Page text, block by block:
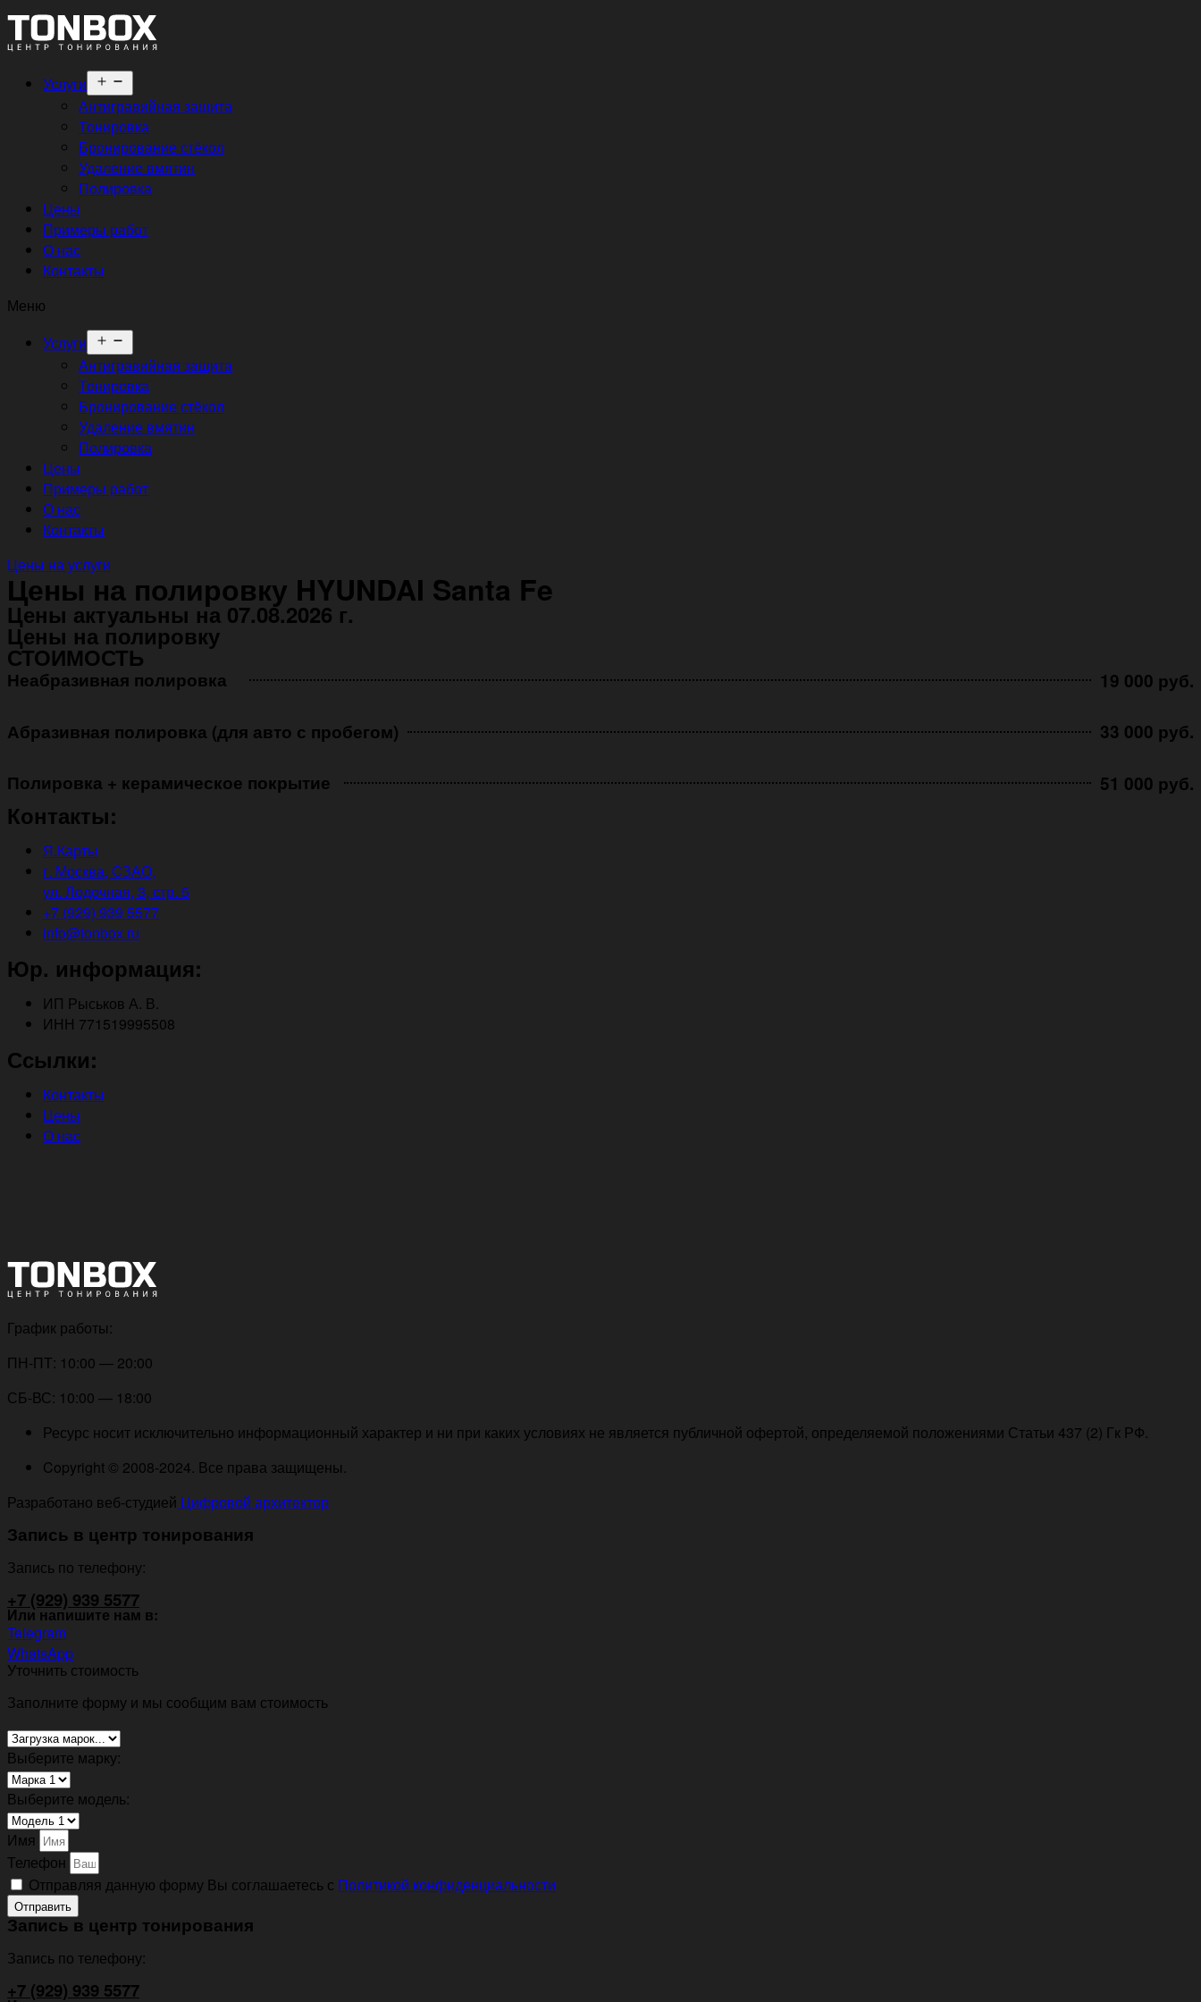
Услуги
меню
Антигравийная защита
Тонировка
Бронирование стёкол
Удаление вмятин
Полировка
Цены
Примеры работ
О нас
Контакты
Меню
Услуги
меню
Антигравийная защита
Тонировка
Бронирование стёкол
Удаление вмятин
Полировка
Цены
Примеры работ
О нас
Контакты
Цены на услуги
Цены на полировку HYUNDAI Santa Fe
Цены актуальны на 07.08.2026 г.
Цены на полировку
СТОИМОСТЬ
Неабразивная полировка ㅤㅤㅤㅤ ㅤㅤㅤㅤ ㅤㅤㅤ 19 000 руб.
Абразивная полировка (для авто с пробегом) 33 000 руб.
Полировка + керамическое покрытие ㅤㅤㅤㅤㅤ 51 000 руб.
Контакты:
Я.Карты
г. Москва, СЗАО,
ул. Лодочная, 3, стр. 5
+7 (929) 939 5577
info@tonbox.ru
Юр. информация:
ИП Рыськов А. В.
ИНН 771519995508
Ссылки:
Контакты
Цены
О нас
График работы:
ПН-ПТ: 10:00 — 20:00
СБ-ВС: 10:00 — 18:00
Ресурс носит исключительно информационный характер и ни при каких условиях не является публичной офертой, определяемой положениями Статьи 437 (2) Гк РФ.
Copyright © 2008-2024. Все права защищены.
Разработано веб-студией Цифровой архитектор
Запись в центр тонирования
Запись по телефону:
+7 (929) 939 5577
Или напишите нам в:
Telegram
WhatsApp
Уточнить стоимость
Заполните форму и мы сообщим вам стоимость
Выберите марку:
Выберите модель:
Имя
Телефон
Отправляя данную форму Вы соглашаетесь с Политикой конфиденциальности
Отправить
Запись в центр тонирования
Запись по телефону:
+7 (929) 939 5577